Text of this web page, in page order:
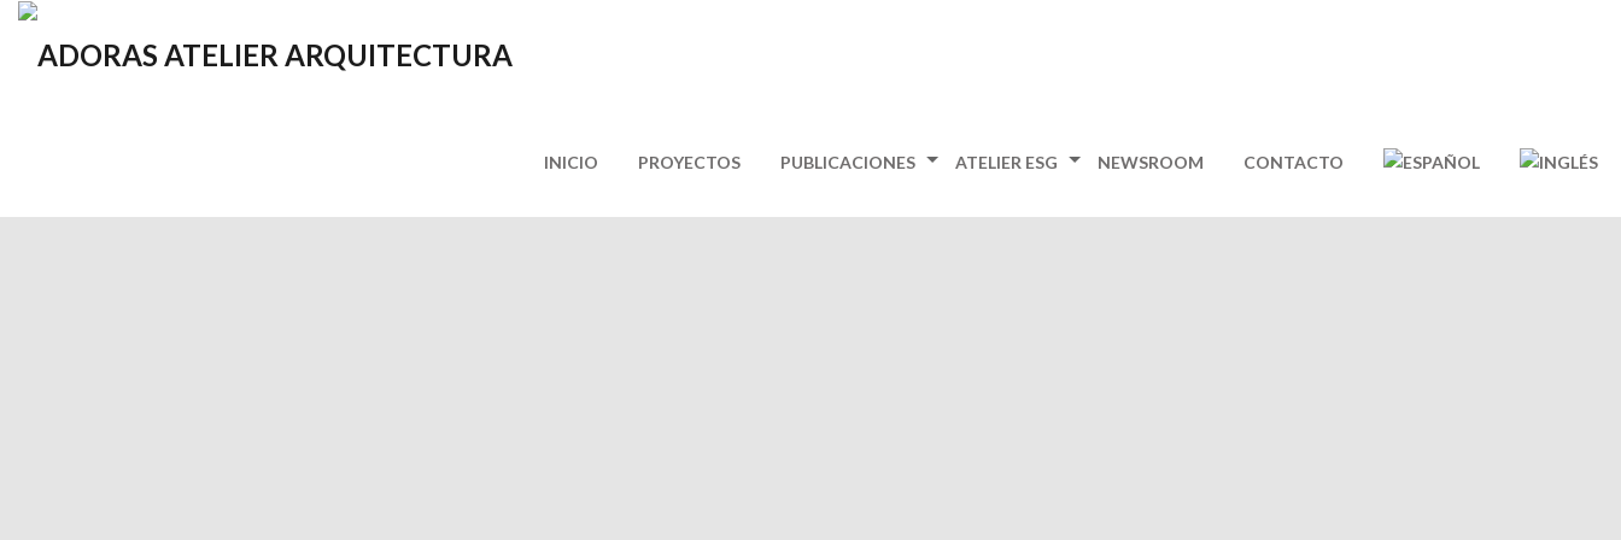
INICIO PROYECTOS PUBLICACIONES ATELIER ESG NEWSROOM CONTACTO